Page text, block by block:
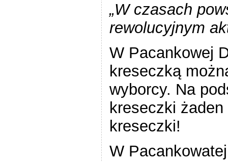
„W czasach
rewolucyjnym
W Pacankowej
kreseczką
wyborcy. Na
kreseczki
kreseczki!
W